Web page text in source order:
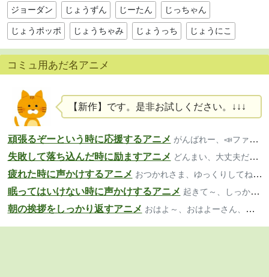
ジョーダン じょうずん じーたん じっちゃん
じょうポッポ じょうちゃみ じょうっち じょうにこ
コミュ用あだ名アニメ
【新作】です。是非お試しください。↓↓↓
頑張るぞーという時に応援するアニメ がんばれー、📣ファイト、いいよー
失敗して落ち込んだ時に励ますアニメ どんまい、大丈夫だよ、気楽にいこ～
疲れた時に声かけするアニメ おつかれさま、ゆっくりしてね、大丈夫？
眠ってはいけない時に声かけするアニメ 起きて～、しっかり、寝ちゃダメだよ
朝の挨拶をしっかり返すアニメ おはよ～、おはよーさん、おっは！